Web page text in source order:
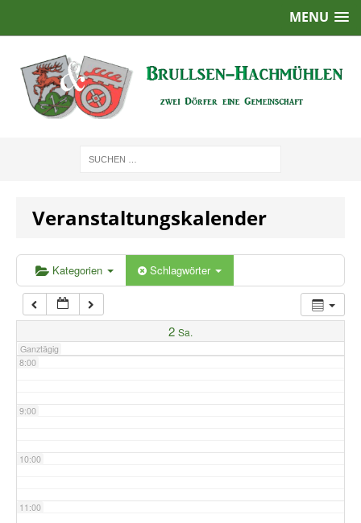
MENU
Veranstaltungskalender
Kategorien Schlagwörter
2 Sa.
Ganztägig
2:00
5:00
6:00
7:00
8:00
9:00
10:00
11:00